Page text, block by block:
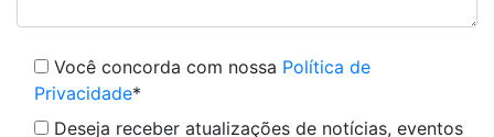
Você concorda com nossa Política de
Privacidade*
Deseja receber atualizações de notícias, eventos